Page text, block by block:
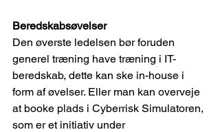
Beredskabsøvelser
Den øverste ledelsen bør foruden
generel træning have træning i IT-
beredskab, dette kan ske in-house i
form af øvelser. Eller man kan overveje
at booke plads i Cyberrisk Simulatoren,
som er et initiativ under